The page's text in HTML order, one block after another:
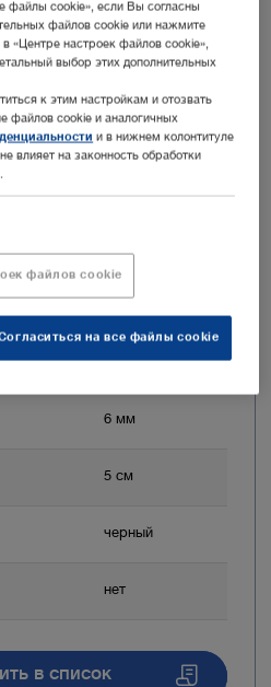
скошенный
6 мм
5 см
черный
нет
в список
файлы cookie», если Вы согласны
файлов cookie или нажмите
«Центре настроек файлов cookie»,
выбор этих дополнительных
к этим настройкам и отозвать
файлов cookie и аналогичных
и в нижнем колонтитуле
влияет на законность обработки
файлов cookie
на все файлы cookie